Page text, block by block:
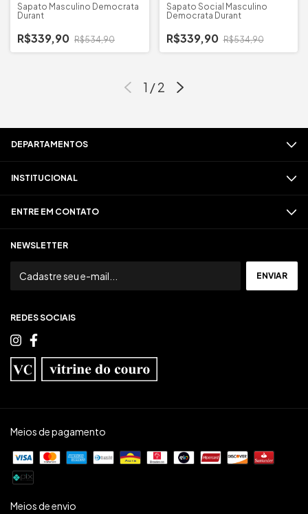
Sapato Masculino Democrata
Durant
R$339,90 R$534,90
Sapato Social Masculino
Democrata Durant
R$339,90 R$534,90
1 /2
DEPARTAMENTOS
INSTITUCIONAL
ENTRE EM CONTATO
NEWSLETTER
REDES SOCIAIS
Meios de pagamento
Meios de envio